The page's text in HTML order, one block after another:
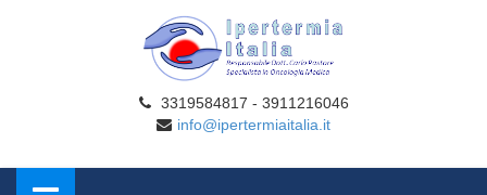
3319584817 - 3911216046
info@ipertermiaitalia.it